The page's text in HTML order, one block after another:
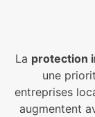
La protection
une
entreprises
augmentent